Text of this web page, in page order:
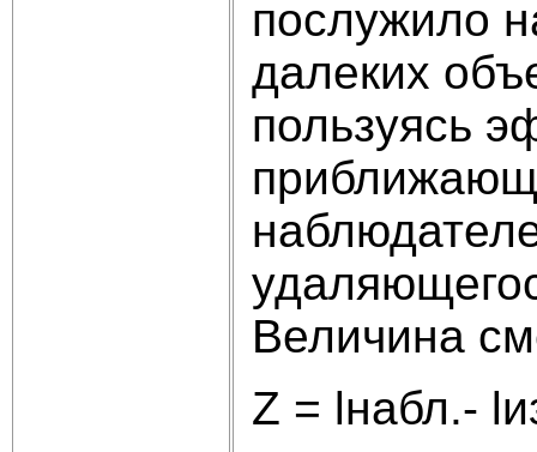
послужило
далеких
пользуясь
Величина
Z = lнабл.-